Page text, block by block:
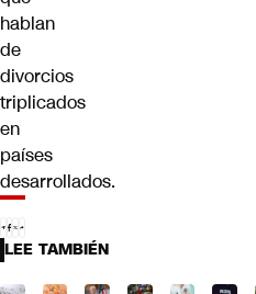
hablan
de
divorcios
triplicados
en
países
desarrollados.
LEE TAMBIÉN